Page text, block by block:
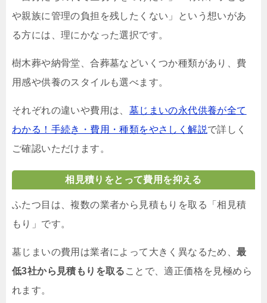
や親族に管理の負担を残したくない」という想いがあ
る方には、理にかなった選択です。
樹木葬や納骨堂、合葬墓などいくつか種類があり、費
用感や供養のスタイルも選べます。
それぞれの違いや費用は、 墓じまいの永代供養が全て
わかる！手続き・費用・種類をやさしく解説で詳しく
ご確認いただけます。
相見積りをとって費用を抑える
ふたつ目は、複数の業者から見積もりを取る「相見積
もり」です。
墓じまいの費用は業者によって大きく異なるため、最
低3社から見積もりを取る ことで、適正価格を見極めら
れます。